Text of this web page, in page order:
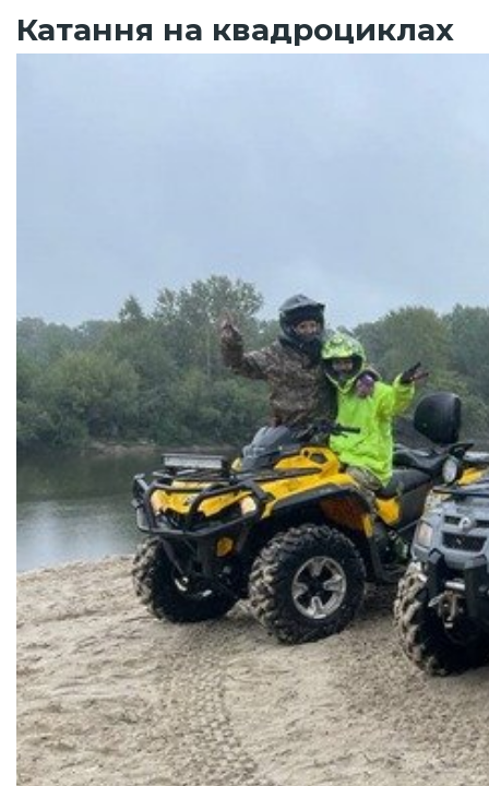
Катання на квадроциклах